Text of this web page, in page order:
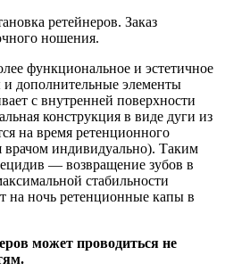
ретейнеров. Заказ
ношения.
функциональное и эстетичное
и дополнительные элементы
с внутренней поверхности
конструкция в виде дуги из
на время ретенционного
врачом индивидуально). Таким
— возвращение зубов в
стабильности
на ночь ретенционные капы в
может проводиться не